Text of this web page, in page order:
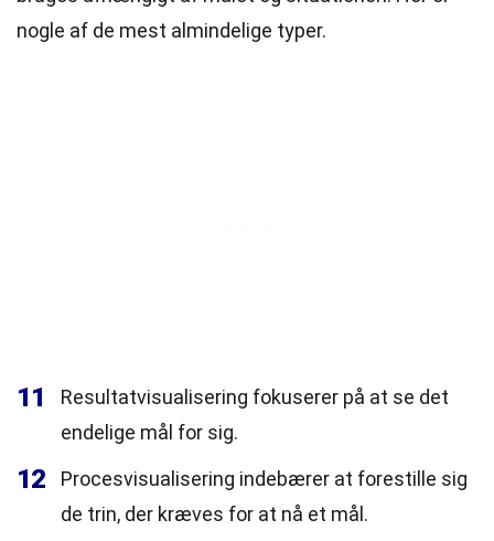
nogle af de mest almindelige typer.
11
Resultatvisualisering fokuserer på at se det
endelige mål for sig.
12
Procesvisualisering indebærer at forestille sig
de trin, der kræves for at nå et mål.